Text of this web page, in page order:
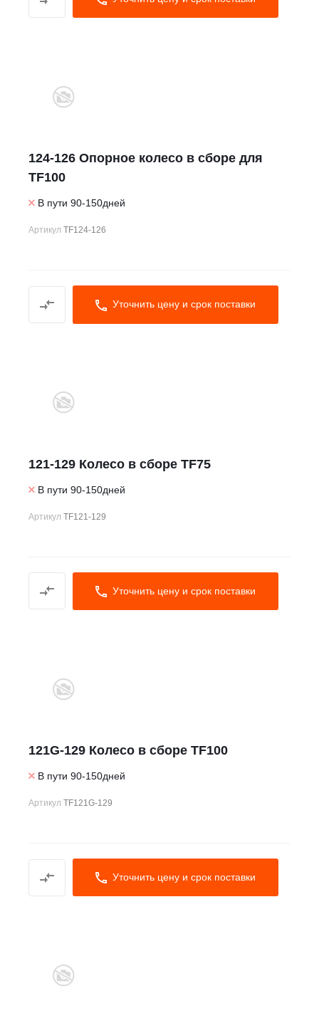
124-126 Опорное колесо в сборе для
TF100
В пути 90-150дней
Артикул TF124-126
Уточнить цену и срок поставки
121-129 Колесо в сборе TF75
В пути 90-150дней
Артикул TF121-129
Уточнить цену и срок поставки
121G-129 Колесо в сборе TF100
В пути 90-150дней
Артикул TF121G-129
Уточнить цену и срок поставки